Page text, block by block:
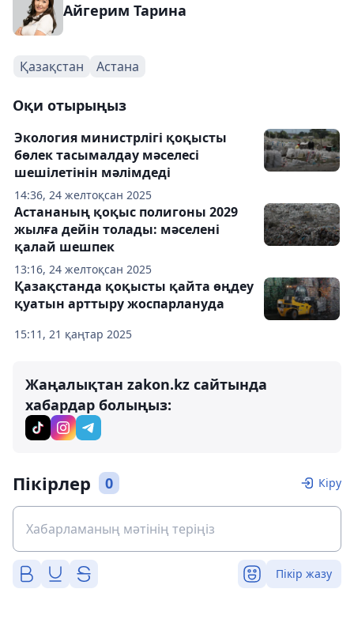
Айгерим Тарина
Қазақстан Астана
Оқи отырыңыз
14:36, 24 желтоқсан 2025
Экология министрлігі қоқысты
бөлек тасымалдау мәселесі
шешілетінін мәлімдеді
13:16, 24 желтоқсан 2025
Астананың қоқыс полигоны 2029
жылға дейін толады: мәселені
қалай шешпек
15:11, 21 қаңтар 2025
Қазақстанда қоқысты қайта өңдеу
қуатын арттыру жоспарлануда
Жаңалықтан zakon.kz сайтында
хабардар болыңыз:
Пікірлер 0 Кіру
Пікір жазу